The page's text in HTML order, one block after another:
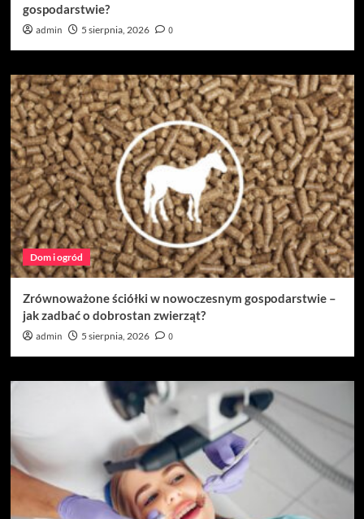
gospodarstwie?
admin 5 sierpnia, 2026 0
Dom i ogród
Zrównoważone ściółki w nowoczesnym gospodarstwie –
jak zadbać o dobrostan zwierząt?
admin 5 sierpnia, 2026 0